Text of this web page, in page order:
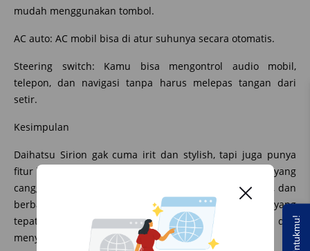
mudah menggunakan tombol.
AC auto: AC mobil bisa di atur suhunya secara otomatis.
Steering switch: Kamu bisa mengontrol audio mobil,
telepon, dan navigasi tanpa harus melepas tangan dari
setir.
Kesimpulan
Daihatsu Sirion gak cuma irit dan stylish, tapi juga punya
fitur hiburan yang gak kalah kece. Dengan layar sentuh yang
canggih, fitur audio yang lengkap, navigasi yang akurat, dan
berbagai fitur hiburan lainnya, Sirion adalah pilihan yang
tepat bagi kamu yang mencari city car yang nyaman dan
menyenangkan untuk dikendarai.